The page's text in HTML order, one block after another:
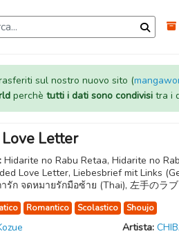
sul nostro nuovo sito (
perchè tutti i dati sono condivisitra i
Letter
Hidarite no Rabu Retaa, Hidarite no
Love Letter, Liebesbrief mit Links
รัก จดหมายรักมือซ้าย (Thai), 左手のラ
Romantico Scolastico Shoujo
Artista: